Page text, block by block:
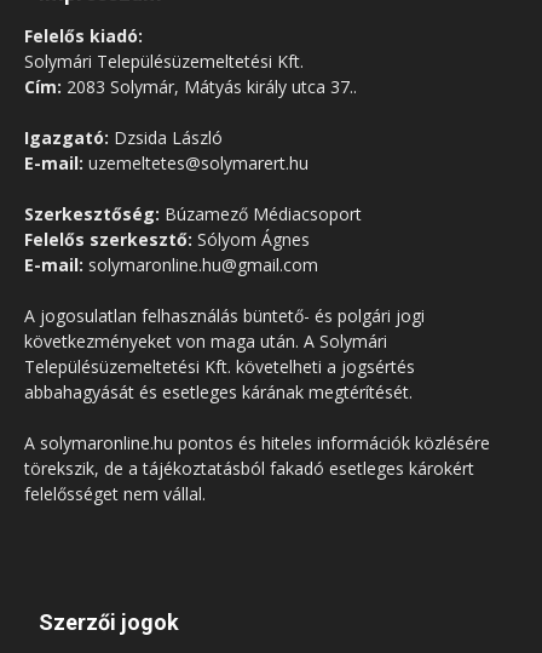
Felelős kiadó:
Solymári Településüzemeltetési Kft.
Cím: 2083 Solymár, Mátyás király utca 37..
Igazgató: Dzsida László
E-mail: uzemeltetes@solymarert.hu
Szerkesztőség: Búzamező Médiacsoport
Felelős szerkesztő: Sólyom Ágnes
E-mail: solymaronline.hu@gmail.com
A jogosulatlan felhasználás büntető- és polgári jogi
következményeket von maga után. A Solymári
Településüzemeltetési Kft. követelheti a jogsértés
abbahagyását és esetleges kárának megtérítését.
A solymaronline.hu pontos és hiteles információk közlésére
törekszik, de a tájékoztatásból fakadó esetleges károkért
felelősséget nem vállal.
Szerzői jogok